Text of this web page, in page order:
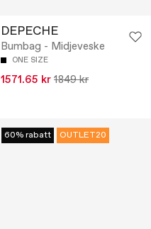
DEPECHE
Bumbag - Midjeveske
ONE SIZE
1571.65 kr 1849 kr
60% rabatt OUTLET20